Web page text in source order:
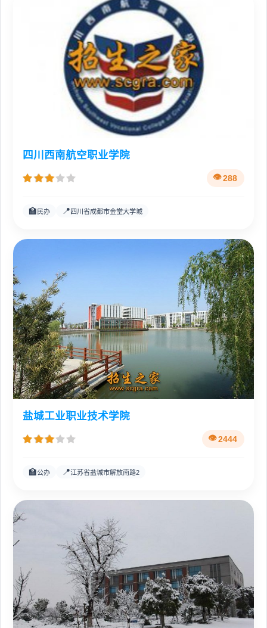
四川西南航空职业学院
288
🏫 民办 📍四川省成都市金堂大学城
盐城工业职业技术学院
2444
🏫公办 📍江苏省盐城市解放南路2